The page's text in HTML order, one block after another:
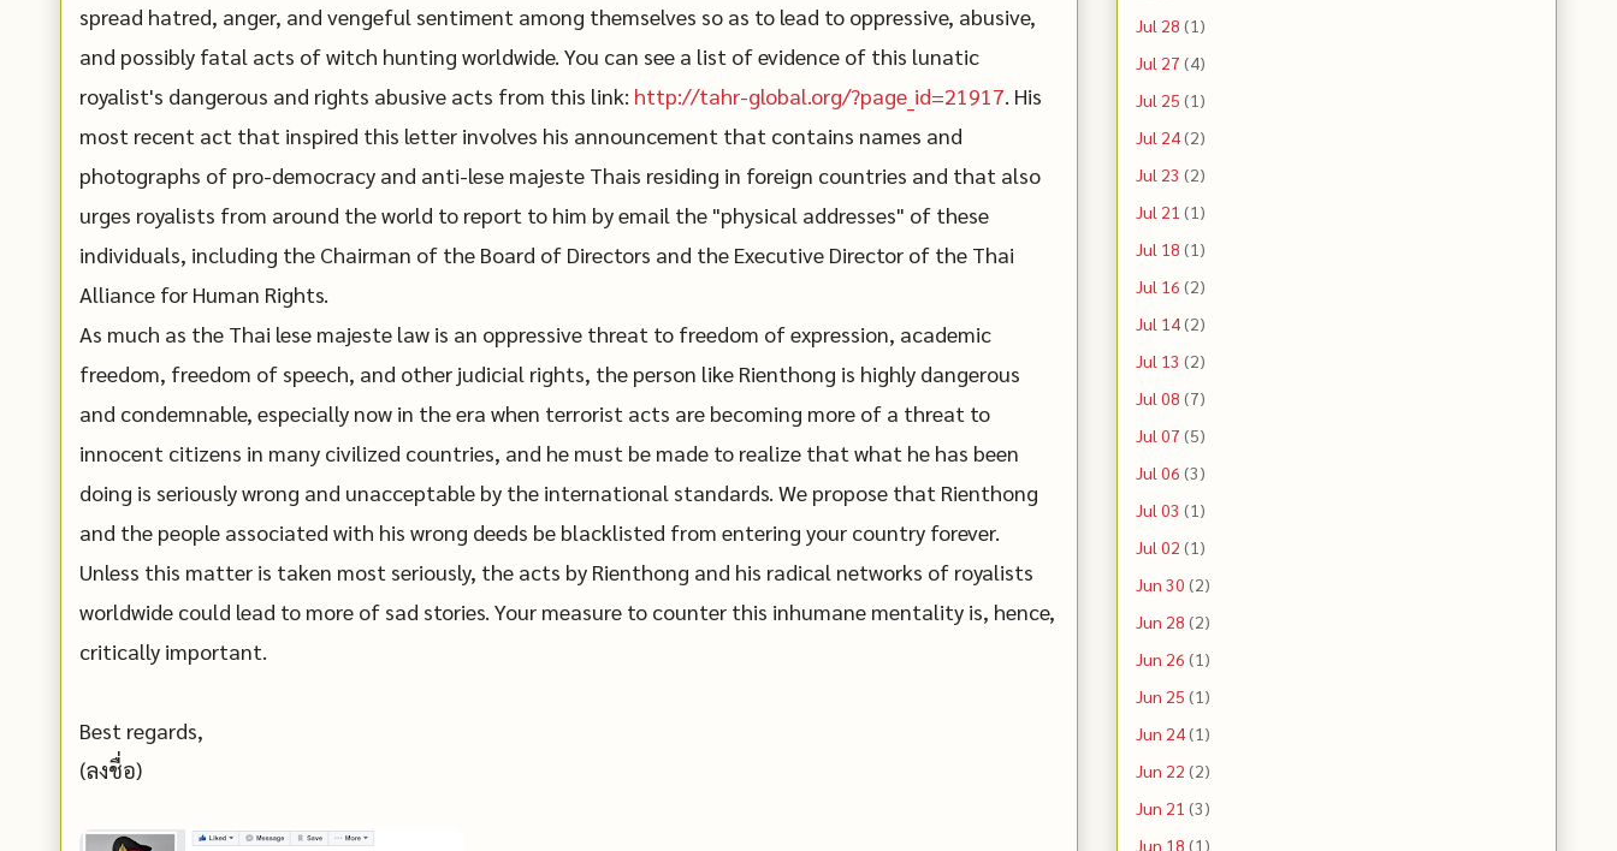
spread hatred, anger, and vengeful sentiment among themselves so as to lead to oppressive, abusive,
and possibly fatal acts of witch hunting worldwide. You can see a list of evidence of this lunatic
royalist's dangerous and rights abusive acts from this link: http://tahr-global.org/?page_id=21917. His
most recent act that inspired this letter involves his announcement that contains names and
photographs of pro-democracy and anti-lese majeste Thais residing in foreign countries and that also
urges royalists from around the world to report to him by email the "physical addresses" of these
individuals, including the Chairman of the Board of Directors and the Executive Director of the Thai
Alliance for Human Rights.
As much as the Thai lese majeste law is an oppressive threat to freedom of expression, academic
freedom, freedom of speech, and other judicial rights, the person like Rienthong is highly dangerous
and condemnable, especially now in the era when terrorist acts are becoming more of a threat to
innocent citizens in many civilized countries, and he must be made to realize that what he has been
doing is seriously wrong and unacceptable by the international standards. We propose that Rienthong
and the people associated with his wrong deeds be blacklisted from entering your country forever.
Unless this matter is taken most seriously, the acts by Rienthong and his radical networks of royalists
worldwide could lead to more of sad stories. Your measure to counter this inhumane mentality is, hence,
critically important.
Best regards,
(ลงชื่อ)
Jul 28 (1)
Jul 27 (4)
Jul 25 (1)
Jul 24(2)
Jul 23 (2)
Jul 21 (1)
Jul 18 (1)
Jul 16 (2)
Jul 14(2)
Jul 13 (2)
Jul 08 (7)
Jul 07 (5)
Jul 06 (3)
Jul 03 (1)
Jul 02 (1)
Jun 30 (2)
Jun 28 (2)
Jun 26 (1)
Jun 25 (1)
Jun 24(1)
Jun 22 (2)
Jun 21 (3)
Jun 18 (1)